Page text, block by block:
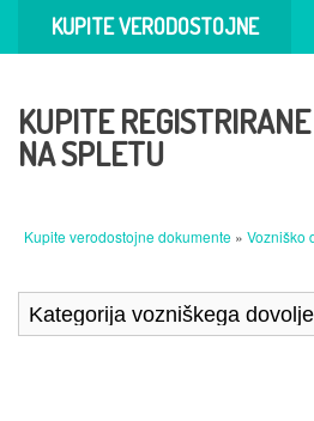
KUPITE VERODOSTOJNE
KUPITE
NA SPLETU
Kupite verodostojne dokumente » Vozniško